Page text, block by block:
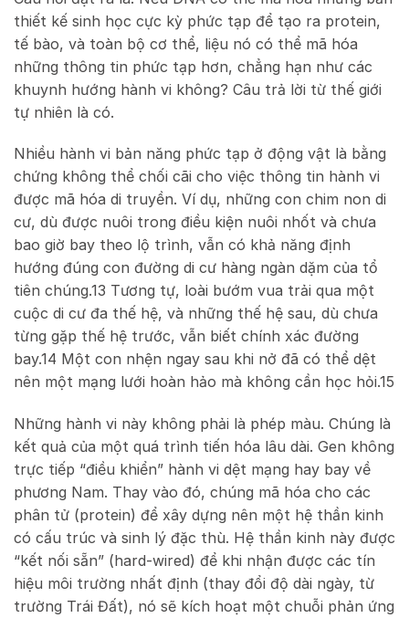
thiết kế sinh học cực kỳ phức tạp để tạo ra protein,
tế bào, và toàn bộ cơ thể, liệu nó có thể mã hóa
những thông tin phức tạp hơn, chẳng hạn như các
khuynh hướng hành vi không? Câu trả lời từ thế giới
tự nhiên là có.
Nhiều hành vi bản năng phức tạp ở động vật là bằng
chứng không thể chối cãi cho việc thông tin hành vi
được mã hóa di truyền. Ví dụ, những con chim non di
cư, dù được nuôi trong điều kiện nuôi nhốt và chưa
bao giờ bay theo lộ trình, vẫn có khả năng định
hướng đúng con đường di cư hàng ngàn dặm của tổ
tiên chúng.13 Tương tự, loài bướm vua trải qua một
cuộc di cư đa thế hệ, và những thế hệ sau, dù chưa
từng gặp thế hệ trước, vẫn biết chính xác đường
bay.14 Một con nhện ngay sau khi nở đã có thể dệt
nên một mạng lưới hoàn hảo mà không cần học hỏi.15
Những hành vi này không phải là phép màu. Chúng là
kết quả của một quá trình tiến hóa lâu dài. Gen không
trực tiếp “điều khiển” hành vi dệt mạng hay bay về
phương Nam. Thay vào đó, chúng mã hóa cho các
phân tử (protein) để xây dựng nên một hệ thần kinh
có cấu trúc và sinh lý đặc thù. Hệ thần kinh này được
“kết nối sẵn” (hard-wired) để khi nhận được các tín
hiệu môi trường nhất định (thay đổi độ dài ngày, từ
trường Trái Đất), nó sẽ kích hoạt một chuỗi phản ứng